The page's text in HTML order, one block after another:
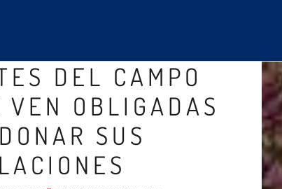
DEL CAMPO
OBLIGADAS
SUS